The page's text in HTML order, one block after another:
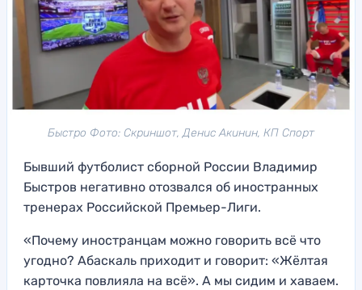
Быстро Фото: Скриншот, Денис Акинин, КП Спорт
Бывший футболист сборной России Владимир
Быстров негативно отозвался об иностранных
тренерах Российской Премьер-Лиги.
«Почему иностранцам можно говорить всё что
угодно? Абаскаль приходит и говорит: «Жёлтая
карточка повлияла на всё». А мы сидим и хаваем.